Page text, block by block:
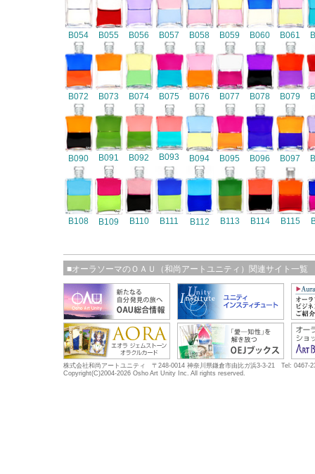
B054 B055 B056 B057 B058 B059 B060 B061
B072 B073 B074 B075 B076 B077 B078 B079
B090 B091 B092 B093 B094 B095 B096 B097
B108 B109 B110 B111 B112 B113 B114 B115
■オーラソーマのＯＡＵ（和尚アートユニティ）関連サイト一覧
株式会社和尚アートユニティ 〒248-0014 神奈川県鎌倉市由比ガ浜3-3-21 Tel: 0467-
Copyright(C)2004-2026 Osho Art Unity Inc. All rights reserved.